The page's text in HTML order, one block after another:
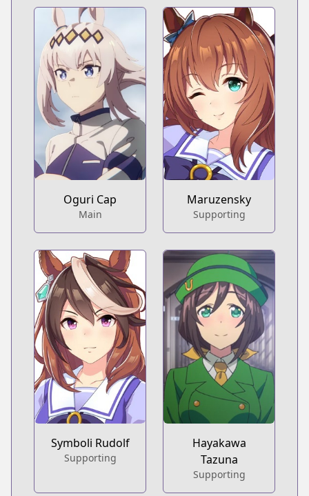
Oguri Cap
Main
Maruzensky
Supporting
Symboli Rudolf
Supporting
Hayakawa
Tazuna
Supporting